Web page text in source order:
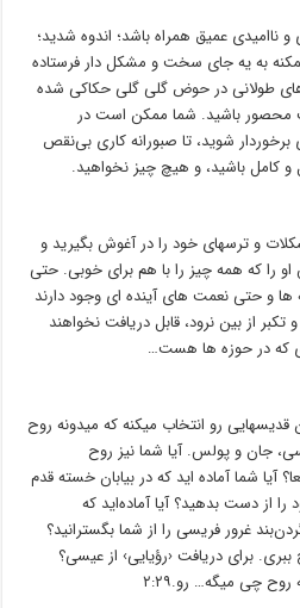
عمیق همراه باشد؛ اندوه شدید؛
به یه جای سخت و مشکل دار فرستاده
طولانی در حوض گلی گلی حکاکی شده
محصور باشید. شما ممکن است در
برخوردار شوید، تا صبورانه کاری بی‌نقص
و کامل باشید، و هیچ چیز نخواهید.
و ترسهای خود را در ﺁغوش بگیرید و
را که همه چیز را با هم برای خوبی. حتی
ها و حتی نعمت های ﺁینده ای وجود دارند
تکبر از بین نرود، قابل دریافت نخواهند
که در حوزه ها هست…
قدیسهایی رو انتخاب میکنه که میدونه روح
جان و پولس. ﺁیا شما نیز روح
ﺁیا شما ﺁماده اید که در بیابان خسته قدم
از دست بدهید؟ ﺁیا ﺁماده‌اید که
غرور فریسی را از شما بگسترانید؟
برای دریافت ‹رؤیایی› از عیسی؟
چی میگه… رو.۲:۲۹